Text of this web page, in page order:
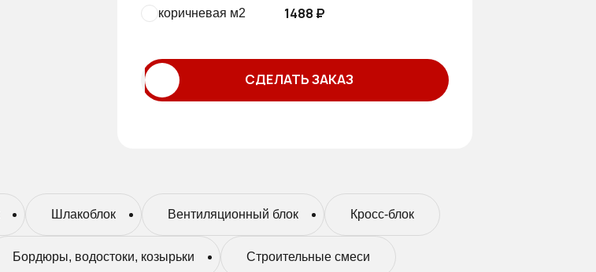
коричневая м2 1488 ₽
СДЕЛАТЬ ЗАКАЗ
Шлакоблок Вентиляционный блок Кросс-блок
Бордюры, водостоки, козырьки Строительные смеси